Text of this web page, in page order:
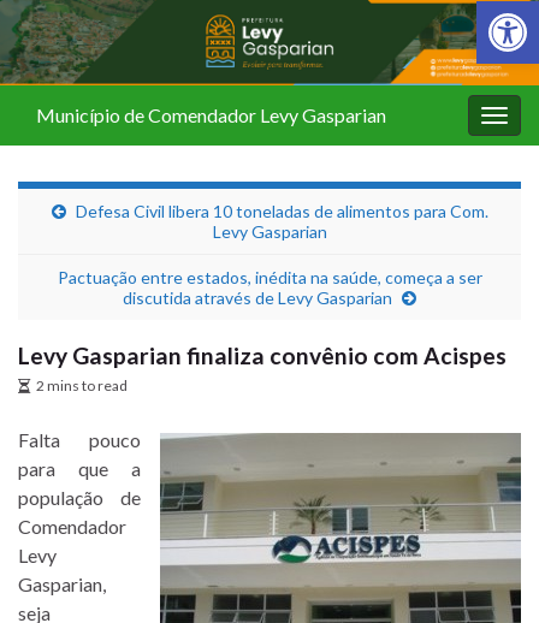
Barra de
Município de Comendador Levy Gasparian
Defesa Civil libera 10 toneladas de alimentos para Com.
Levy Gasparian
Pactuação entre estados, inédita na saúde, começa a ser
discutida através de Levy Gasparian
Levy Gasparian finaliza convênio com Acispes
2 mins to read
Falta pouco
para que a
população de
Comendador
Levy
Gasparian,
seja